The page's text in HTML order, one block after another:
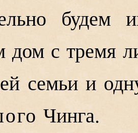
дом с тремя
семьи и
Чинга.